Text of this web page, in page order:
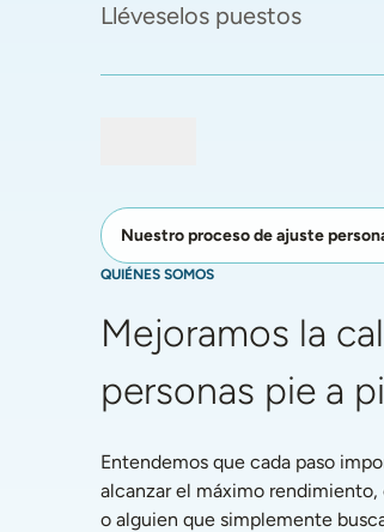
Lléveselos puestos
Nuestro proceso de ajuste
QUIÉNES SOMOS
Mejoramos la
personas pie a
Entendemos que cada paso
alcanzar el máximo rendimiento,
o alguien que simplemente